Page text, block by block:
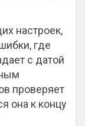
настроек,
где
с датой
проверяет
она к концу